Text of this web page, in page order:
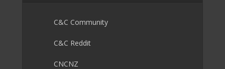
C&C Community
C&C Reddit
CNCNZ